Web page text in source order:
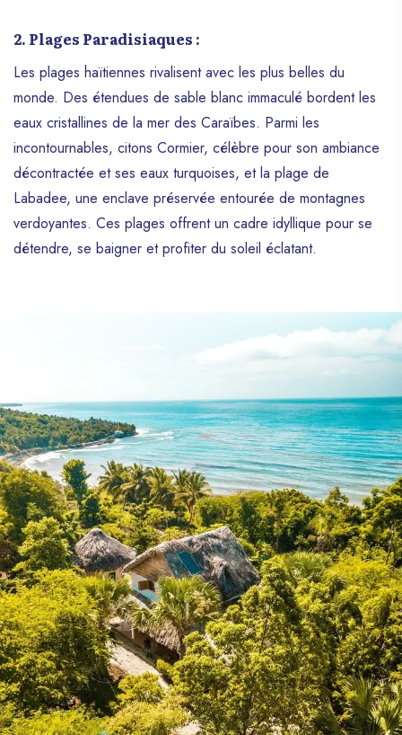
2. Plages Paradisiaques :
Les plages haïtiennes rivalisent avec les plus belles du
monde. Des étendues de sable blanc immaculé bordent les
eaux cristallines de la mer des Caraïbes. Parmi les
incontournables, citons Cormier, célèbre pour son ambiance
décontractée et ses eaux turquoises, et la plage de
Labadee, une enclave préservée entourée de montagnes
verdoyantes. Ces plages offrent un cadre idyllique pour se
détendre, se baigner et profiter du soleil éclatant.